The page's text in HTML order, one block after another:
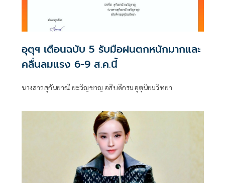
อุตุฯ เตือนฉบับ 5 รับมือฝนตกหนักมากและ
คลื่นลมแรง 6-9 ส.ค.นี้
นางสาวสุกันยาณี ยะวิญชาญ อธิบดีกรมอุตุนิยมวิทยา